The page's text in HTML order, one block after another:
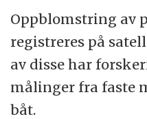
Oppblomstring av
registreres på
av disse har
målinger fra faste
båt.